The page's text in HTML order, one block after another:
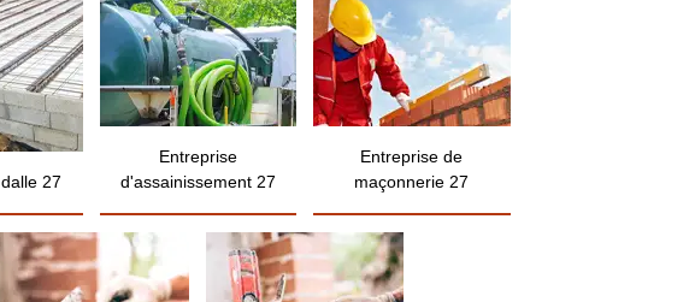
27
Entreprise
d'assainissement 27
Entreprise de
maçonnerie 27